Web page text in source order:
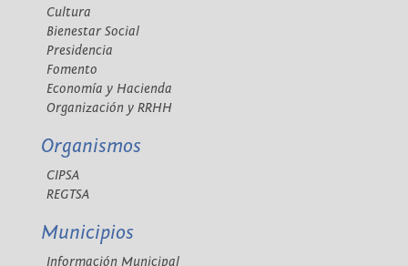
Cultura
Bienestar Social
Presidencia
Fomento
Economía y Hacienda
Organización y RRHH
Organismos
CIPSA
REGTSA
Municipios
Información Municipal